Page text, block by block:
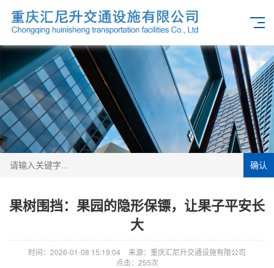
确认
果树围挡：果园的隐形保镖，让果子平安长
大
时间：2026-01-08 15:19:04
来源：重庆汇尼升交通设施有限公司
点击：255次